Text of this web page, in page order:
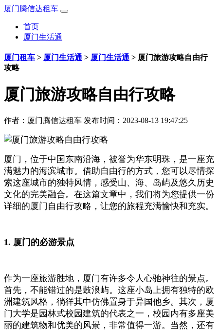
厦门腾信达租车
首页
厦门生活通
厦门租车 > 厦门生活通 > 厦门生活通 > 厦门旅游攻略自由行
攻略
厦门旅游攻略自由行攻略
作者： 厦门腾信达租车 发布时间：2023-08-13 19:47:25
厦门，位于中国东南沿海，被誉为华东明珠，是一座充
满魅力的海滨城市。借助自由行的方式，您可以尽情探
索这座城市的独特风情，感受山、海、岛屿及悠久历史
文化的完美融合。在这篇文章中，我们将为您提供一份
详细的厦门自由行攻略，让您的旅程充满愉快和充实。
1. 厦门的必游景点
作为一座旅游胜地，厦门有许多令人心驰神往的景点。
首先，不能错过的是鼓浪屿。这座小岛上拥有独特的欧
洲建筑风格，徜徉其中仿佛置身于异国他乡。其次，厦
门大学是园林式校园建筑的代表之一，校园内有多座美
丽的建筑物和优美的风景，非常值得一游。当然，还有